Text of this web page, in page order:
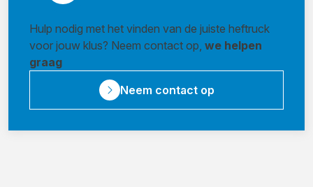
Hulp nodig met het vinden van de juiste heftruck
voor jouw klus? Neem contact op, we helpen
graag
Neem contact op